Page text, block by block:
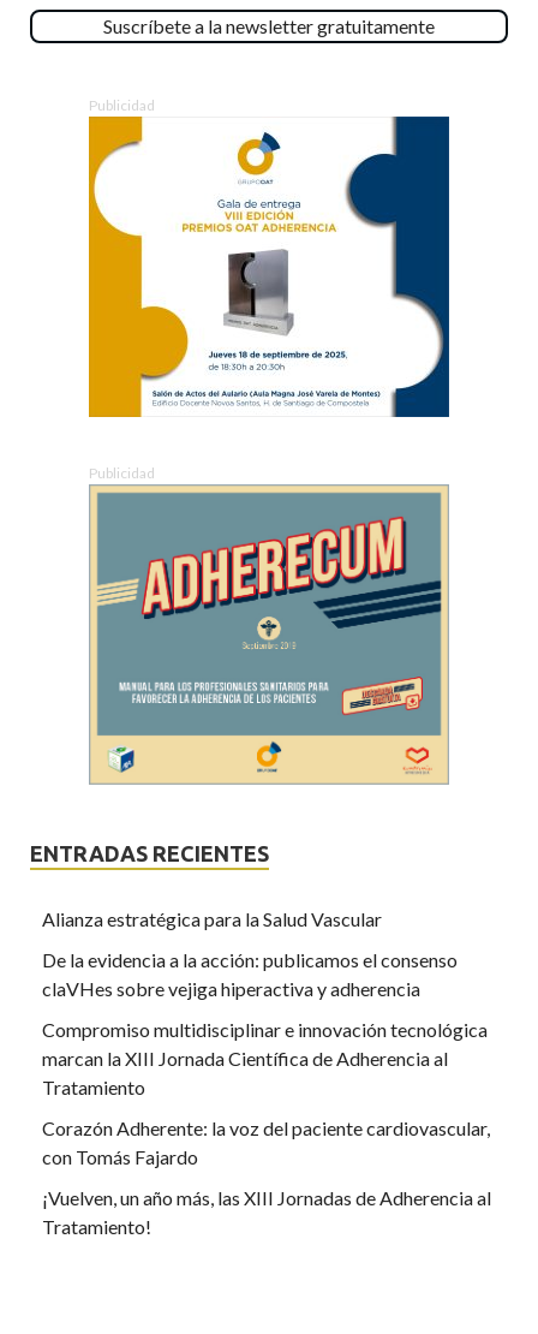
Suscríbete a la newsletter gratuitamente
Publicidad
Publicidad
ENTRADAS RECIENTES
Alianza estratégica para la Salud Vascular
De la evidencia a la acción: publicamos el consenso
claVHes sobre vejiga hiperactiva y adherencia
Compromiso multidisciplinar e innovación tecnológica
marcan la XIII Jornada Científica de Adherencia al
Tratamiento
Corazón Adherente: la voz del paciente cardiovascular,
con Tomás Fajardo
¡Vuelven, un año más, las XIII Jornadas de Adherencia al
Tratamiento!